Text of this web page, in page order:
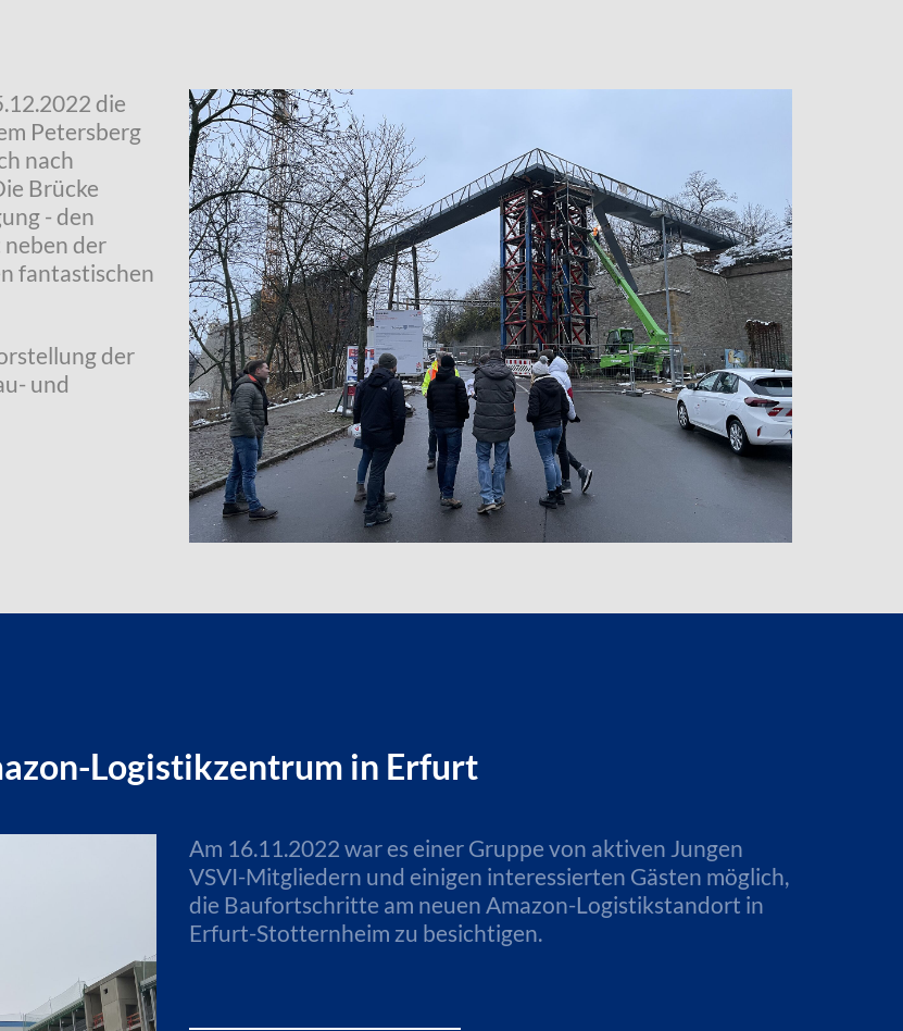
die
Petersberg
nach
Brücke
- den
der
fantastischen
der
und
Logistikzentrum in Erfurt
Am 16.11.2022 war es einer Gruppe von aktiven Jungen
VSVI-Mitgliedern und einigen interessierten Gästen möglich,
die Baufortschritte am neuen Amazon-Logistikstandort in
Erfurt-Stotternheim zu besichtigen.